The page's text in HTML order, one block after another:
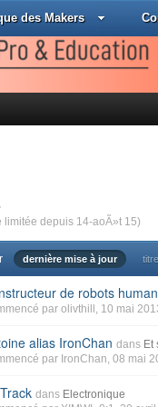
des Makers
limitée depuis 14-aoÃ»t 15)
dernière mise à jour titre
de robots
par olivthill , 10 mai
alias IronChan dans Et
par IronChan, 08 mai
dans Electronique